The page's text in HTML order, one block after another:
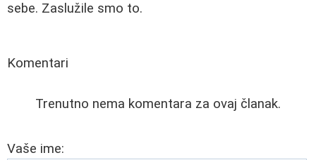
sebe. Zaslužile smo to.
Komentari
Trenutno nema komentara za ovaj članak.
Vaše ime: